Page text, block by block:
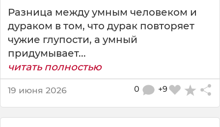
Разница между умным человеком и
дураком в том, что дурак повторяет
чужие глупости, а умный
придумывает...
читать полностью
19 июня 2026 +9
0